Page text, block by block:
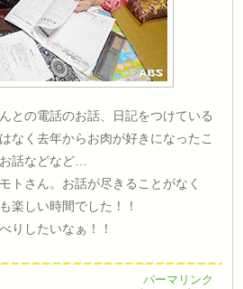
との電話のお話、日記をつけている
なく去年からお肉が好きになったこ
話などなど…
トさん。お話が尽きることがなく
楽しい時間でした！！
りしたいなぁ！！
パーマリンク